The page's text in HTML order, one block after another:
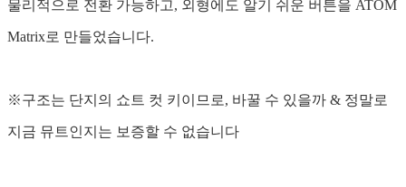
물리적으로 전환 가능하고, 외형에도 알기 쉬운 버튼을 ATOM
Matrix로 만들었습니다.
※구조는 단지의 쇼트 컷 키이므로, 바꿀 수 있을까 & 정말로
지금 뮤트인지는 보증할 수 없습니다